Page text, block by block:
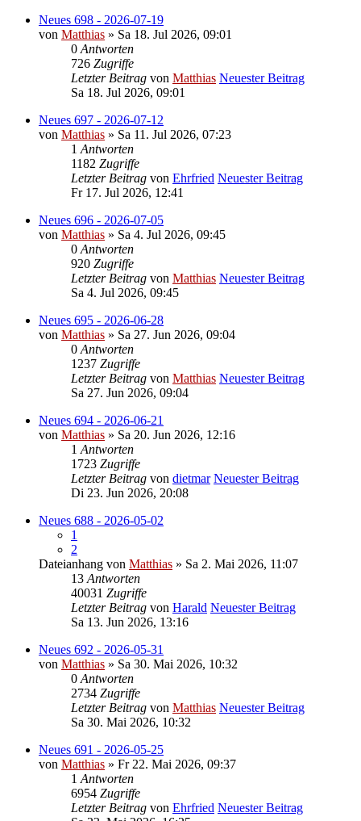
Neues 698 - 2026-07-19
von Matthias » Sa 18. Jul 2026, 09:01
0 Antworten
726 Zugriffe
Letzter Beitrag von Matthias Neuester Beitrag
Sa 18. Jul 2026, 09:01
Neues 697 - 2026-07-12
von Matthias » Sa 11. Jul 2026, 07:23
1 Antworten
1182 Zugriffe
Letzter Beitrag von Ehrfried Neuester Beitrag
Fr 17. Jul 2026, 12:41
Neues 696 - 2026-07-05
von Matthias » Sa 4. Jul 2026, 09:45
0 Antworten
920 Zugriffe
Letzter Beitrag von Matthias Neuester Beitrag
Sa 4. Jul 2026, 09:45
Neues 695 - 2026-06-28
von Matthias » Sa 27. Jun 2026, 09:04
0 Antworten
1237 Zugriffe
Letzter Beitrag von Matthias Neuester Beitrag
Sa 27. Jun 2026, 09:04
Neues 694 - 2026-06-21
von Matthias » Sa 20. Jun 2026, 12:16
1 Antworten
1723 Zugriffe
Letzter Beitrag von dietmar Neuester Beitrag
Di 23. Jun 2026, 20:08
Neues 688 - 2026-05-02
1
2
Dateianhang von Matthias » Sa 2. Mai 2026, 11:07
13 Antworten
40031 Zugriffe
Letzter Beitrag von Harald Neuester Beitrag
Sa 13. Jun 2026, 13:16
Neues 692 - 2026-05-31
von Matthias » Sa 30. Mai 2026, 10:32
0 Antworten
2734 Zugriffe
Letzter Beitrag von Matthias Neuester Beitrag
Sa 30. Mai 2026, 10:32
Neues 691 - 2026-05-25
von Matthias » Fr 22. Mai 2026, 09:37
1 Antworten
6954 Zugriffe
Letzter Beitrag von Ehrfried Neuester Beitrag